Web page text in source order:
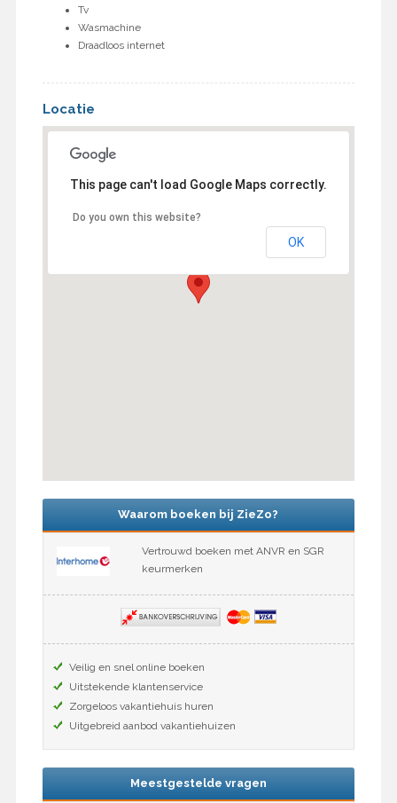
Tv
Wasmachine
Draadloos internet
Locatie
This page can't load Google Maps correctly.
Do you own this website?
OK
Waarom boeken bij ZieZo?
Vertrouwd boeken met ANVR en SGR
keurmerken
Veilig en snel online boeken
Uitstekende klantenservice
Zorgeloos vakantiehuis huren
Uitgebreid aanbod vakantiehuizen
Meestgestelde vragen